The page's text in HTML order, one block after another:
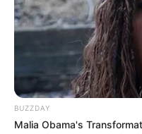
BUZZDAY
Malia Obama's